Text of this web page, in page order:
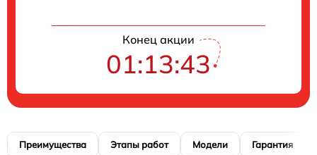
Конец акции
01:13:42
Преимущества Этапы работ Модели Гарантия